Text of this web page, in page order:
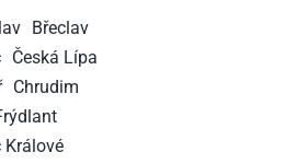
Břeclav
Česká Lípa
Chrudim
Králové